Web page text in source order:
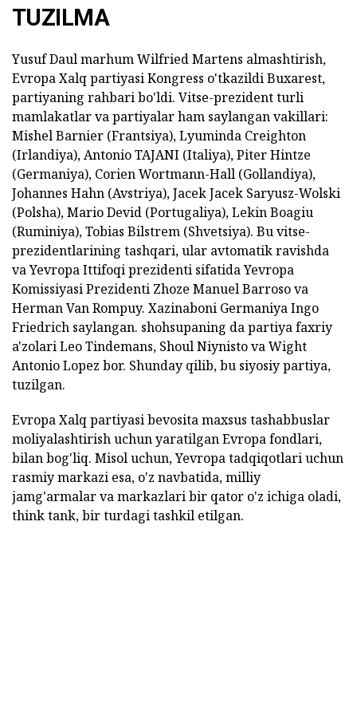
TUZILMA
Yusuf Daul marhum Wilfried Martens almashtirish,
Evropa Xalq partiyasi Kongress o'tkazildi Buxarest,
partiyaning rahbari bo'ldi. Vitse-prezident turli
mamlakatlar va partiyalar ham saylangan vakillari:
Mishel Barnier (Frantsiya), Lyuminda Creighton
(Irlandiya), Antonio TAJANI (Italiya), Piter Hintze
(Germaniya), Corien Wortmann-Hall (Gollandiya),
Johannes Hahn (Avstriya), Jacek Jacek Saryusz-Wolski
(Polsha), Mario Devid (Portugaliya), Lekin Boagiu
(Ruminiya), Tobias Bilstrem (Shvetsiya). Bu vitse-
prezidentlarining tashqari, ular avtomatik ravishda
va Yevropa Ittifoqi prezidenti sifatida Yevropa
Komissiyasi Prezidenti Zhoze Manuel Barroso va
Herman Van Rompuy. Xazinaboni Germaniya Ingo
Friedrich saylangan. shohsupaning da partiya faxriy
a'zolari Leo Tindemans, Shoul Niynisto va Wight
Antonio Lopez bor. Shunday qilib, bu siyosiy partiya,
tuzilgan.
Evropa Xalq partiyasi bevosita maxsus tashabbuslar
moliyalashtirish uchun yaratilgan Evropa fondlari,
bilan bog'liq. Misol uchun, Yevropa tadqiqotlari uchun
rasmiy markazi esa, o'z navbatida, milliy
jamg'armalar va markazlari bir qator o'z ichiga oladi,
think tank, bir turdagi tashkil etilgan.